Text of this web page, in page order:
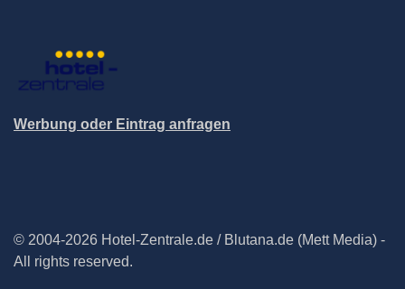
Werbung oder Eintrag anfragen
© 2004-2026 Hotel-Zentrale.de / Blutana.de (Mett Media) -
All rights reserved.